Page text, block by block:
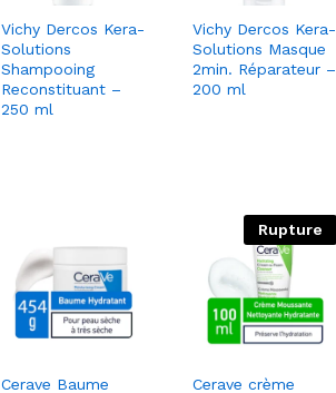
Vichy Dercos Kera-
Solutions
Shampooing
Reconstituant –
250 ml
Vichy Dercos Kera-
Solutions Masque
2min. Réparateur –
200 ml
Cerave Baume
Rupture
Cerave crème